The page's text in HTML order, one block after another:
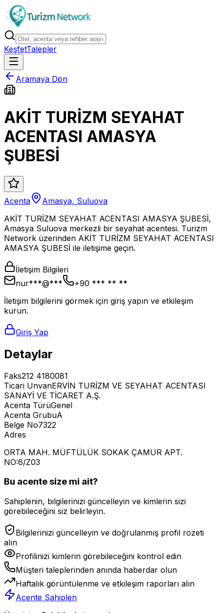
KeşfetTalepler
Aramaya Dön
AKİT TURİZM SEYAHAT
ACENTASI AMASYA
ŞUBESİ
Acenta
Amasya, Suluova
AKİT TURİZM SEYAHAT ACENTASI AMASYA ŞUBESİ,
Amasya Suluova merkezli bir seyahat acentesi. Turizm
Network üzerinden AKİT TURİZM SEYAHAT ACENTASI
AMASYA ŞUBESİ ile iletişime geçin.
İletişim Bilgileri
nur***@***
+90 *** ** **
İletişim bilgilerini görmek için giriş yapın ve etkileşim
kurun.
Giriş Yap
Detaylar
Faks212 4180081
Ticari UnvanERVİN TURİZM VE SEYAHAT ACENTASI
SANAYİ VE TİCARET A.Ş.
Acenta TürüGenel
Acenta GrubuA
Belge No7322
Adres
ORTA MAH. MÜFTÜLÜK SOKAK ÇAMUR APT.
NO:6/Z03
Bu acente size mi ait?
Sahiplenin, bilgilerinizi güncelleyin ve kimlerin sizi
görebileceğini siz belirleyin.
Bilgilerinizi güncelleyin ve doğrulanmış profil rozeti
alın
Profilinizi kimlerin görebileceğini kontrol edin
Müşteri taleplerinden anında haberdar olun
Haftalık görüntülenme ve etkileşim raporları alın
Acente Sahiplen